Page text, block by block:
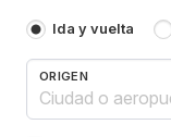
Ida y vuelta
ORIGEN